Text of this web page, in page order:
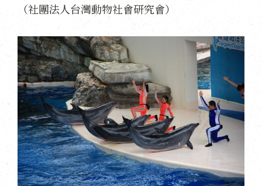
（社團法人台灣動物社會研究會）